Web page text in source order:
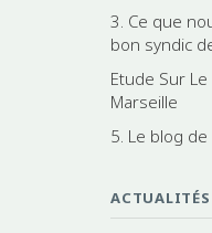
3. Ce que
bon syndic
Etude Sur
Marseille
5. Le blog